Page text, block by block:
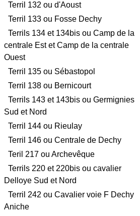
Terril 132 ou d'Aoust
Terril 133 ou Fosse Dechy
Terrils 134 et 134bis ou Camp de la
centrale Est et Camp de la centrale
Ouest
Terril 135 ou Sébastopol
Terril 138 ou Bernicourt
Terrils 143 et 143bis ou Germignies
Sud et Nord
Terril 144 ou Rieulay
Terril 146 ou Centrale de Dechy
Teril 217 ou Archevêque
Terrils 220 et 220bis ou cavalier
Delloye Sud et Nord
Terril 242 ou Cavalier voie F Dechy
Aniche